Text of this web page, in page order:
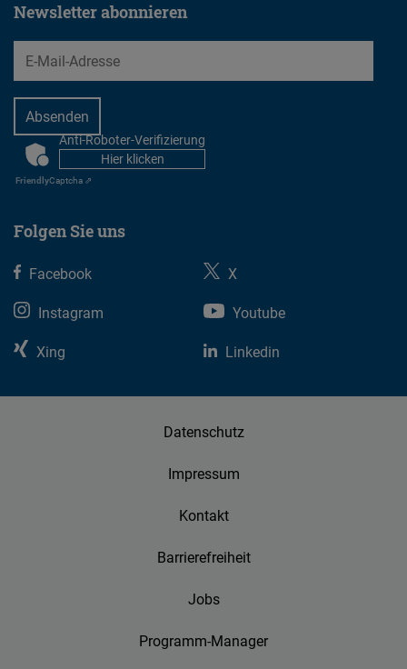
Newsletter abonnieren
EMail
CAPTCHAAnti-Roboter-Verifizierung
Hier klicken
FriendlyCaptcha ⇗
Folgen Sie uns
Facebook
X
Instagram
Youtube
Xing
Linkedin
Datenschutz
Impressum
Kontakt
Barrierefreiheit
Jobs
Programm-Manager